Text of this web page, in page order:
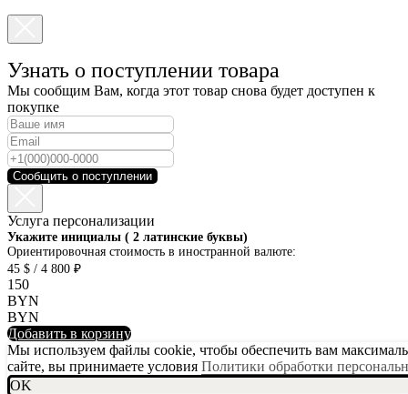
Узнать о поступлении товара
Мы сообщим Вам, когда этот товар снова будет доступен к
покупке
Сообщить о поступлении
Услуга персонализации
Укажите инициалы ( 2 латинские буквы)
Ориентировочная стоимость в иностранной валюте:
45 $ / 4 800 ₽
150
BYN
BYN
Добавить в корзину
Мы используем файлы cookie, чтобы обеспечить вам
сайте, вы принимаете условия Политики обработки
OK